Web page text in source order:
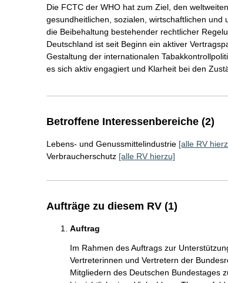
Die FCTC der WHO hat zum Ziel, den
gesundheitlichen, sozialen, wirtschaftlichen
die Beibehaltung bestehender rechtlicher
Deutschland ist seit Beginn ein aktiver
Gestaltung der internationalen
es sich aktiv engagiert und Klarheit bei den
Betroffene Interessenbereiche (2)
Lebens- und Genussmittelindustrie [alle RV
Verbraucherschutz [alle RV hierzu]
Aufträge zu diesem RV (1)
Auftrag
Im Rahmen des Auftrags zur
Vertreterinnen und Vertretern der
Mitgliedern des Deutschen Bundestages